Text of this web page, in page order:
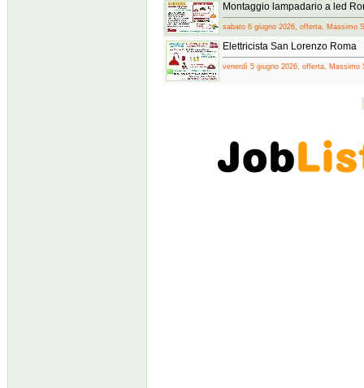
Montaggio lampadario a led
sabato 6 giugno 2026, offerta, Massimo
Elettricista San Lorenzo Roma
venerdì 5 giugno 2026, offerta, Massimo